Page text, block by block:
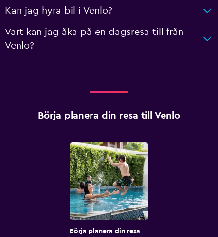
Kan jag hyra bil i Venlo?
Vart kan jag åka på en dagsresa till från
Venlo?
Börja planera din resa till Venlo
Börja planera din resa